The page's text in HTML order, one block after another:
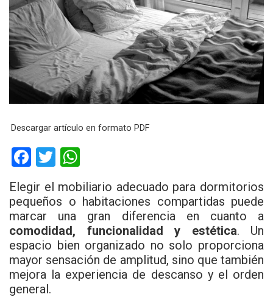
Descargar artículo en formato PDF
F
a
ce
b
o
o
k
T
tt
er
h
at
s
A
p
p
Elegir el mobiliario adecuado para dormitorios
pequeños o habitaciones compartidas puede
marcar una gran diferencia en cuanto a
comodidad, funcionalidad y estética. Un
espacio bien organizado no solo proporciona
mayor sensación de amplitud, sino que también
mejora la experiencia de descanso y el orden
general.